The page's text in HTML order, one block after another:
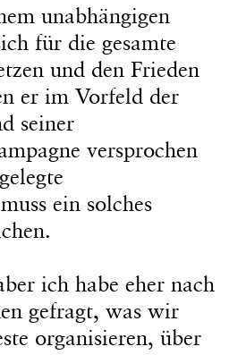
unabhängigen
für die gesamte
und den Frieden
er im Vorfeld der
seiner
versprochen
ein solches
ich habe eher nach
gefragt, was wir
organisieren, über